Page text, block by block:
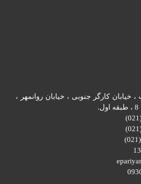
، خیابان کارگر جنوبی ، خیابان روانمهر ،